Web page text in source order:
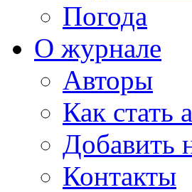
Погода
О журнале
Авторы
Как стать
Добавить
Контакты